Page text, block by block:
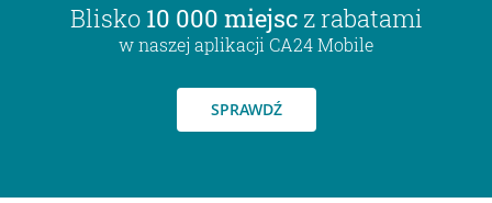
Blisko 10 000 miejsc z rabatami
w naszej aplikacji CA24 Mobile
SPRAWDŹ